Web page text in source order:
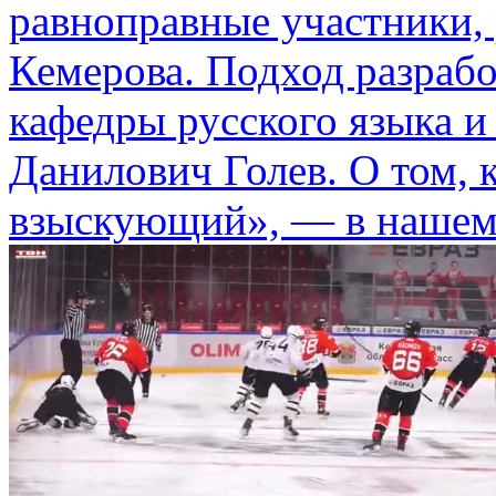
равноправные участники,
Кемерова. Подход
кафедры русского языка
Данилович Голев. О том,
взыскующий», — в